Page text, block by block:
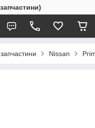
запчастини Nissan